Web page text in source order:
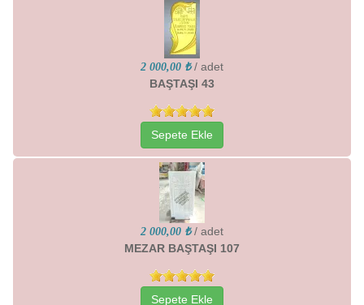
2 000,00 ₺ / adet
BAŞTAŞI 43
Sepete Ekle
2 000,00 ₺ / adet
MEZAR BAŞTAŞI 107
Sepete Ekle